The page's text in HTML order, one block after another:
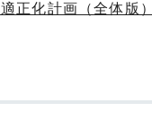
正化計画（全体版